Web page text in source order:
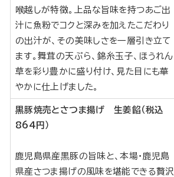
喉越しが特徴。上品な旨味を持つあご出
汁に魚粉でコクと深みを加えたこだわり
の出汁が、その美味しさを一層引き立て
ます。舞茸の天ぷら、錦糸玉子、ほうれん
草を彩り豊かに盛り付け、見た目にも華
やかに仕上げました。
黒豚焼売とさつま揚げ 生姜餡（税込
864円）
鹿児島県産黒豚の旨味と、本場・鹿児島
県産さつま揚げの風味を堪能できる贅沢